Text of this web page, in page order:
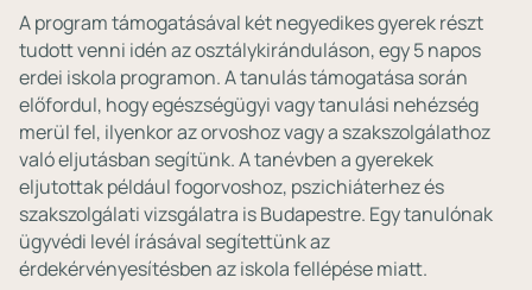
A program támogatásával két negyedikes gyerek részt
tudott venni idén az osztálykiránduláson, egy 5 napos
erdei iskola programon. A tanulás támogatása során
előfordul, hogy egészségügyi vagy tanulási nehézség
merül fel, ilyenkor az orvoshoz vagy a szakszolgálathoz
való eljutásban segítünk. A tanévben a gyerekek
eljutottak például fogorvoshoz, pszichiáterhez és
szakszolgálati vizsgálatra is Budapestre. Egy tanulónak
ügyvédi levél írásával segítettünk az
érdekérvényesítésben az iskola fellépése miatt.